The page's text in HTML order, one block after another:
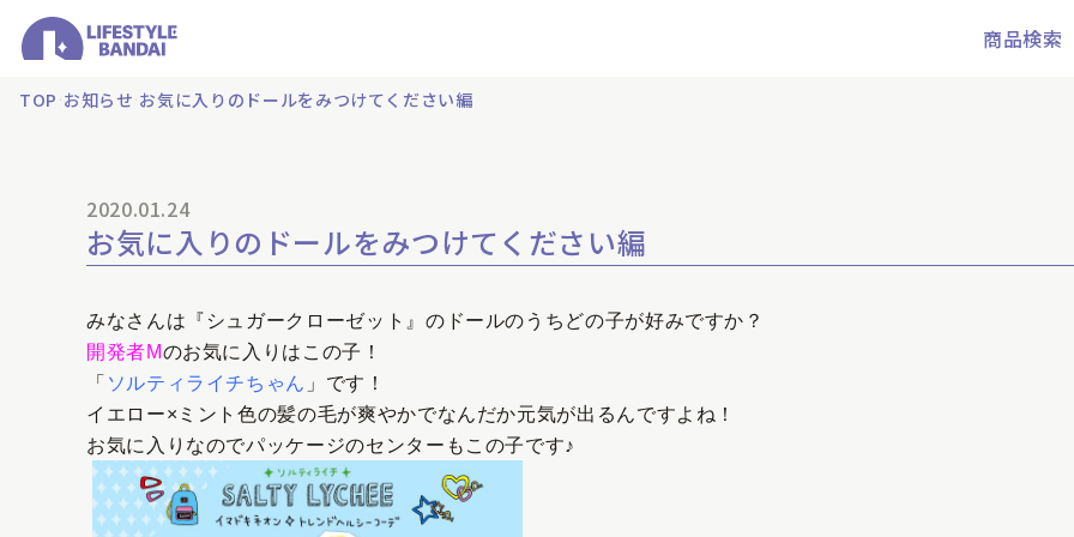
商品検索
TOP お知らせ お気に入りのドールをみつけてください編
2020.01.24
お気に入りのドールをみつけてください編
みなさんは『シュガークローゼット』のドールのうちどの子が好みですか？
開発者Mのお気に入りはこの子！
「 ソルティライチちゃん 」です！
イエロー×ミント色の髪の毛が爽やかでなんだか元気が出るんですよね！
お気に入りなのでパッケージのセンターもこの子です♪